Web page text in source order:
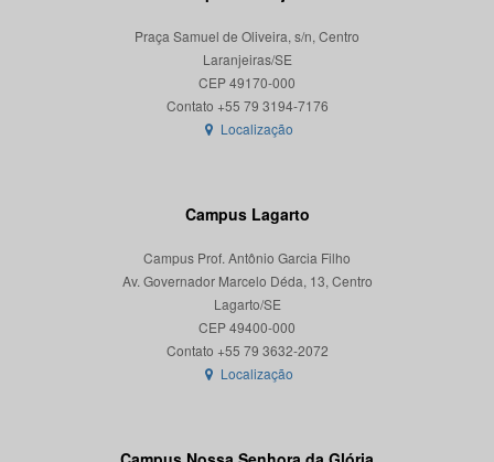
Praça Samuel de Oliveira, s/n, Centro
Laranjeiras/SE
CEP 49170-000
Localização
Campus Lagarto
Campus Prof. Antônio Garcia Filho
Av. Governador Marcelo Déda, 13, Centro
Lagarto/SE
CEP 49400-000
Localização